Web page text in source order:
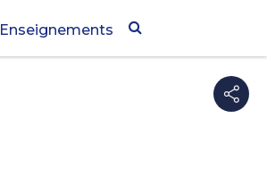
Enseignements